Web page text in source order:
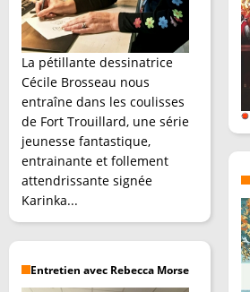
La pétillante dessinatrice
Cécile Brosseau nous
entraîne dans les coulisses
de Fort Trouillard, une série
jeunesse fantastique,
entrainante et follement
attendrissante signée
Karinka...
Entretien avec Rebecca Morse